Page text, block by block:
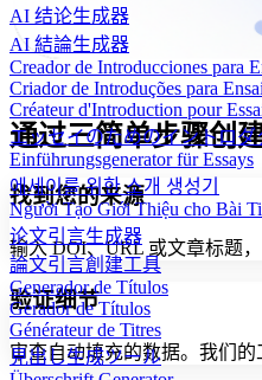
AI 结论生成器
AI 結論生成器
Creador de Introducciones para
Criador de Introduções para
Créateur d'Introduction pour
エッセイのためのイントロ
Einführungsgenerator für Essays
에세이를 위한 소개 생성기
Người Tạo Giới Thiệu cho Bài
论文引言生成器
論文引言創建工具
Generador de Títulos
Gerador de Títulos
Générateur de Titres
見出し生成ツール
通过三简单步骤创
找到您的来源
输入 DOI、URL 或文章标题
验证细节
审查自动填充的数据。我们的